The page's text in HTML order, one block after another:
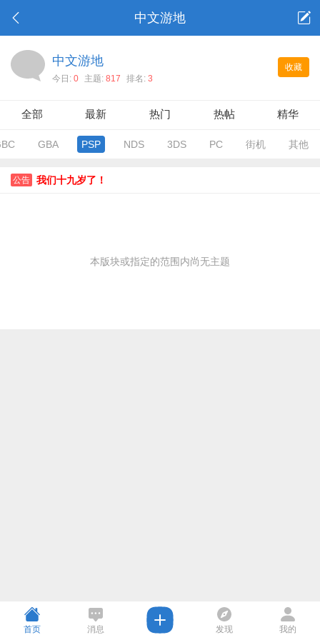
中文游地
收藏
中文游地
今日: 0 主题: 817 排名: 3
全部 最新 热门 热帖 精华
GBA PSP NDS 3DS PC 街机 其他
公告 我们十九岁了！
本版块或指定的范围内尚无主题
首页 消息 发现 我的